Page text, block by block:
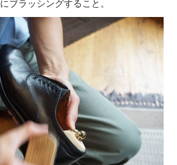
ブラッシングすること。